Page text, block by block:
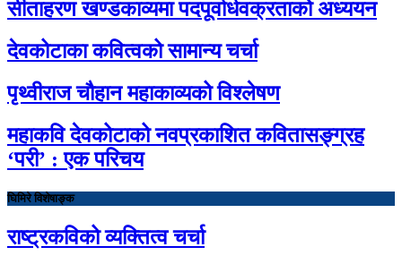
सीताहरण खण्डकाव्यमा पदपूर्वार्धवक्रताको अध्ययन
देवकोटाका कवित्वको सामान्य चर्चा
पृथ्वीराज चौहान महाकाव्यको विश्लेषण
महाकवि देवकोटाको नवप्रकाशित कवितासङ्ग्रह
‘परी’ : एक परिचय
घिमिरे विशेषाङ्क
राष्ट्रकविको व्यक्तित्व चर्चा